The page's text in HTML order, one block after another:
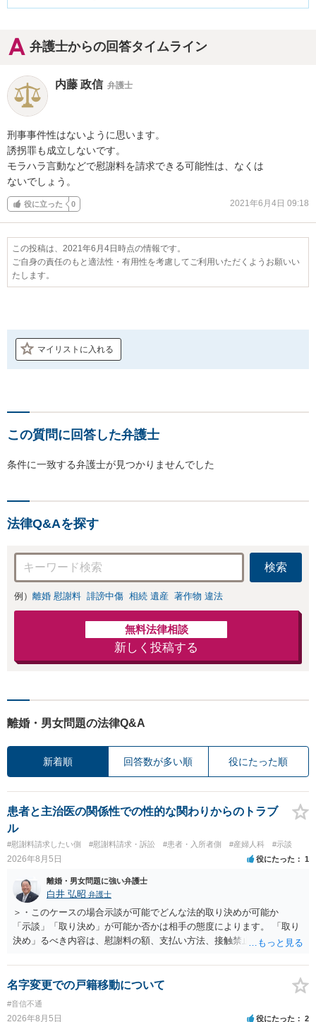
弁護士からの回答タイムライン
内藤 政信 弁護士
刑事事件性はないように思います。
誘拐罪も成立しないです。
モラハラ言動などで慰謝料を請求できる可能性は、なくは
ないでしょう。
役に立った 0 2021年6月4日 09:18
この投稿は、2021年6月4日時点の情報です。
ご自身の責任のもと適法性・有用性を考慮してご利用いただくようお願いい
たします。
マイリストに入れる
この質問に回答した弁護士
条件に一致する弁護士が見つかりませんでした
法律Q&Aを探す
検索
例） 離婚 慰謝料 誹謗中傷 相続 遺産 著作物 違法
無料法律相談
新しく投稿する
離婚・男女問題の法律Q&A
新着順 回答数が多い順 役にたった順
患者と主治医の関係性での性的な関わりからのトラブ
ル
#慰謝料請求したい側 #慰謝料請求・訴訟 #患者・入所者側 #産婦人科 #示談
2026年8月5日 役にたった 1
離婚・男女問題に強い弁護士
白井 弘昭 弁護士
＞・このケースの場合示談が可能でどんな法的取り決めが可能か
「示談」「取り決め」が可能か否かは相手の態度によります。 「取り
決め」るべき内容は、慰謝料の額、支払い方法、接触禁止条項、口外
なると思います。 おそらく、警察が事件化できないと述べた理由の一
つに、相手が、性的関係を否定したか、合意の上だったと虚偽の供述
をしたかがあると思われます。 そうすると、相手は、示談書を交わし
取り決めを行う意思はないと考えたほうが良いでしょう。 もし相手が
名字変更での戸籍移動について
#音信不通
2026年8月5日 役にたった 2